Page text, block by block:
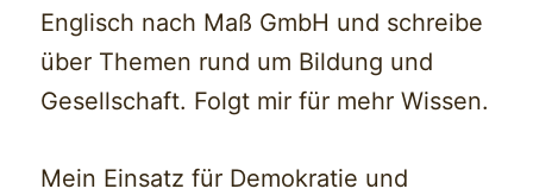
Englisch nach Maß GmbH und schreibe
über Themen rund um Bildung und
Gesellschaft. Folgt mir für mehr Wissen.
Mein Einsatz für Demokratie und